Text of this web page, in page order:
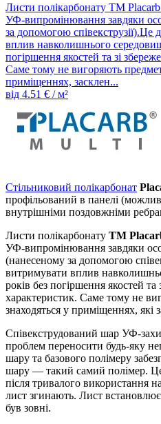
Листи полікарбонату ТМ Placarb
УФ-випромінювання завдяки
за допомогою співекструзії).Це
вплив навколишнього
погіршення якостей та зі
Саме тому не вигоряють
приміщеннях, засклен...
від 4.51 € / м²
Стільниковий полікарбонат
профільований в панелі
внутрішніми поздовжніми
Листи полікарбонату ТМ
УФ-випромінювання завдяки
(нанесеному за допомогою
витримувати вплив
років без погіршення якостей та
характеристик. Саме тому не
знаходяться у приміщеннях, які
Співекструдований шар УФ-
проблем переносити будь-яку
шару та базового полімеру
шару — такий самий полімер.
після тривалого використання
лист згинають. Лист
був зовні.